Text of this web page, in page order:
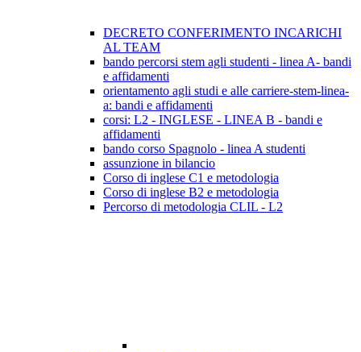
DECRETO CONFERIMENTO INCARICHI
AL TEAM
bando percorsi stem agli studenti - linea A- bandi
e affidamenti
orientamento agli studi e alle carriere-stem-linea-
a: bandi e affidamenti
corsi: L2 - INGLESE - LINEA B - bandi e
affidamenti
bando corso Spagnolo - linea A studenti
assunzione in bilancio
Corso di inglese C1 e metodologia
Corso di inglese B2 e metodologia
Percorso di metodologia CLIL - L2